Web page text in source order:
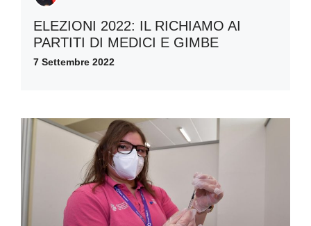
ELEZIONI 2022: IL RICHIAMO AI
PARTITI DI MEDICI E GIMBE
7 Settembre 2022